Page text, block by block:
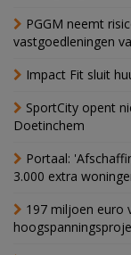
PGGM neemt
vastgoedleningen
Impact Fit sluit
SportCity opent
Doetinchem
Portaal:
3.000 extra
197 miljoen euro